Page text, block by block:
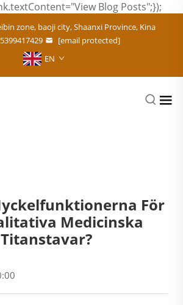
Blog Posts";});
zone, baoji city, Shaanxi Province, Kina
[email protected]
EN
För
Medicinska
Titanstavar?